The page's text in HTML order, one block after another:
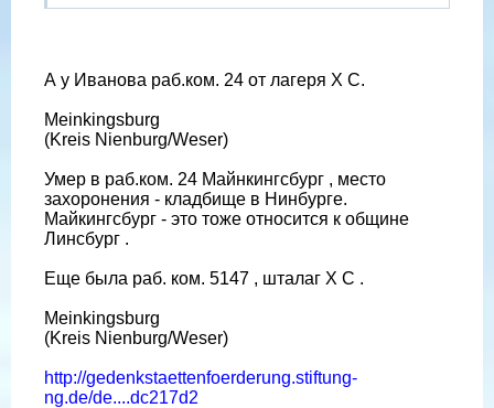
А у Иванова раб.ком. 24 от лагеря X C.
Meinkingsburg
(Kreis Nienburg/Weser)
Умер в раб.ком. 24 Майнкингсбург , место
захоронения - кладбище в Нинбурге.
Майкингсбург - это тоже относится к общине
Линсбург .
Еще была раб. ком. 5147 , шталаг X C .
Meinkingsburg
(Kreis Nienburg/Weser)
http://gedenkstaettenfoerderung.stiftung-
ng.de/de....dc217d2